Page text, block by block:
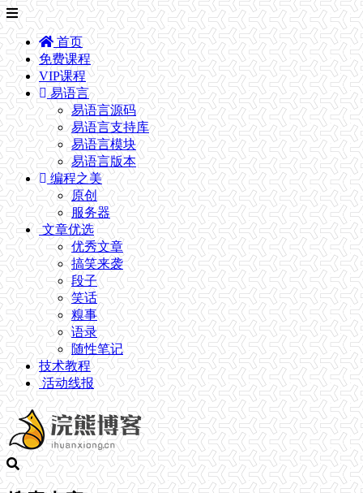
首页
免费课程
VIP课程
易语言
易语言源码
易语言支持库
易语言模块
易语言版本
编程之美
原创
服务器
文章优选
优秀文章
搞笑来袭
段子
笑话
糗事
语录
随性笔记
技术教程
活动线报